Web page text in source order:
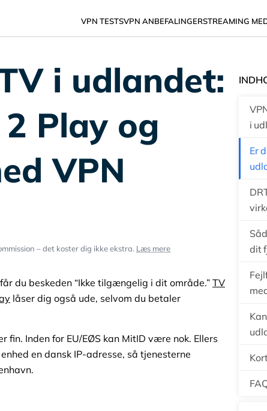
VPN TESTSVPN ANBEFALINGERSTREAMING
i udlandet:
Play og
VPN
– det koster dig ikke ekstra. Læs mere
du beskeden “Ikke tilgængelig i dit område.”TV
låser dig også ude, selvom du betaler
fin. Inden for EU/EØS kan MitID være nok. Ellers
en dansk IP-adresse, så tjenesterne
i
Er
dit